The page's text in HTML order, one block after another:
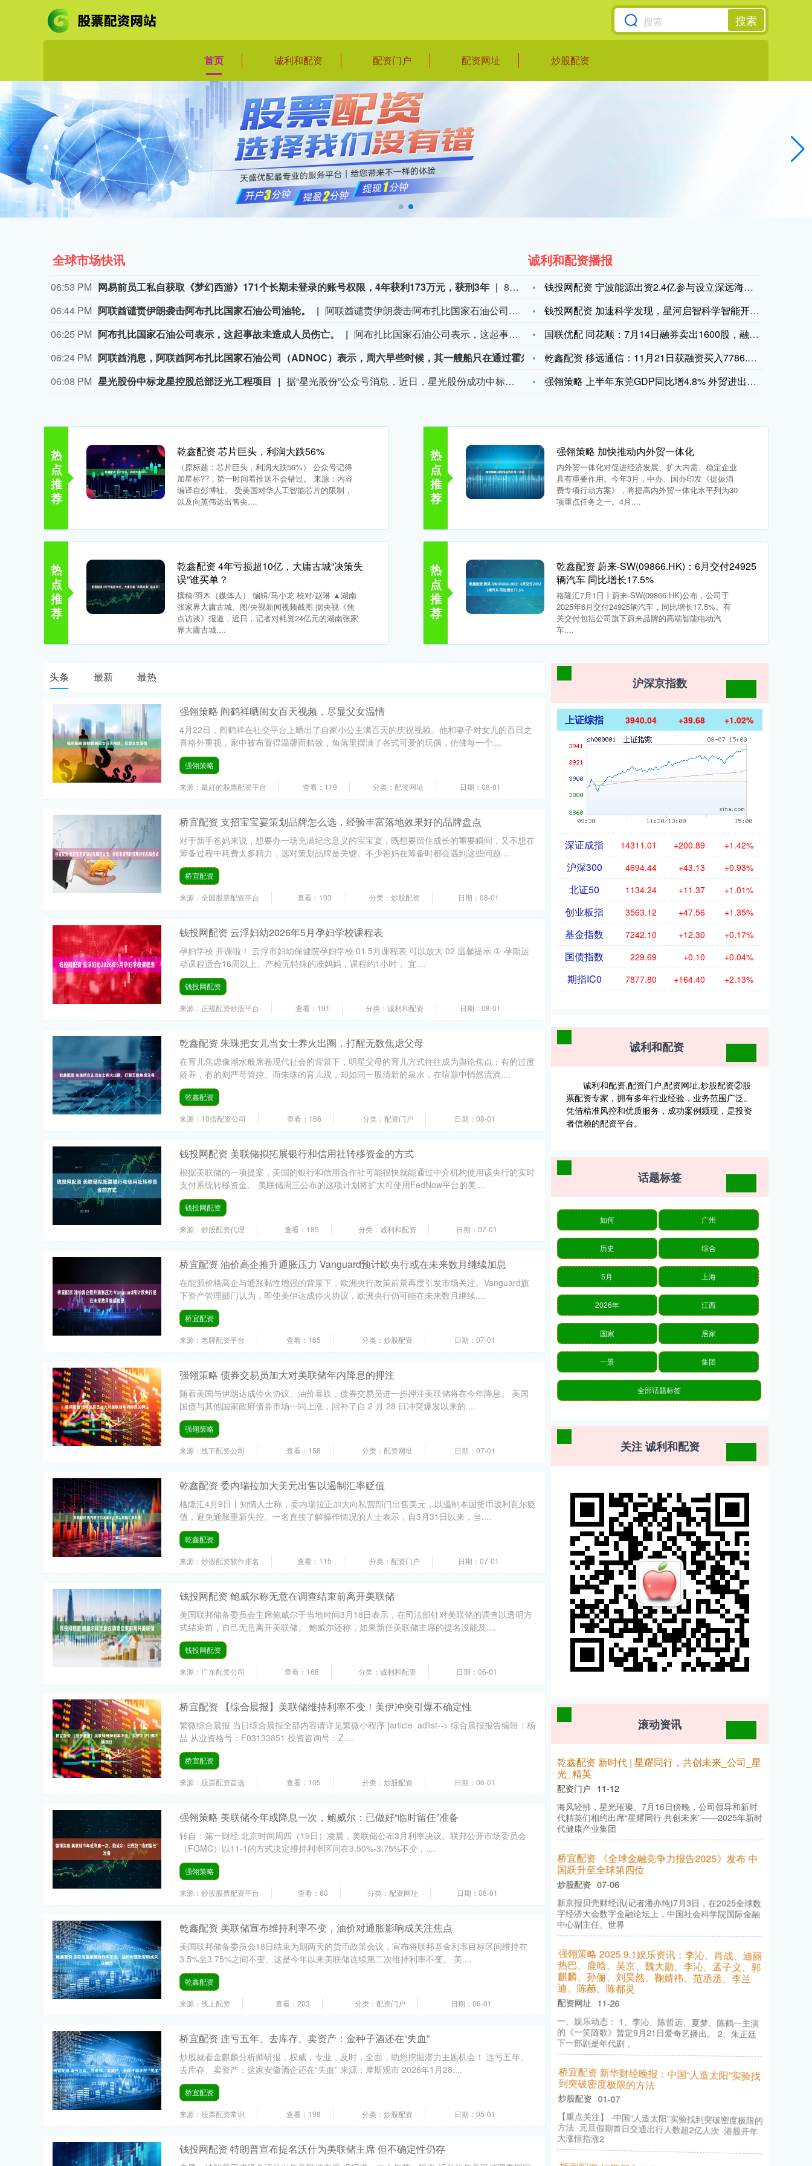
搜索
首页 诚利和配资 配资门户 配资网址 炒股配资
全球市场快讯
06:02 PM 网传爷爷不泡茶员工与外卖员打架，官方回复：事发于去年，已处罚涉事员工及负责人
8月8日消息 今日，爷爷不泡茶发布关于网传门店冲突视频的情况说明，回应近期在社交平台上流传的涉爷爷不泡茶门店员工与外卖配送人员发生冲突的视频。说明中提到，经核实，网传视频对应事件发生于2025年10月9日。冲突系门店员工与外卖配送人员因取奶茶、催促等事宜起纠纷，由语言冲突上升到肢体冲突。冲突发生后，门店伙伴第一时间报警，公安机关依法开展调查并组织调解。最终，双方达成和解，相关事项已妥善处理完毕。事件发生后，公司即刻启动内部全面复盘，并对涉事门店负责人、涉事员工进行严肃问责处罚。
05:39 PM 金科股份与重庆通用人工智能研究院达成合作
“金科股份”公众号消息，2026年8月，金科地产集团股份有限公司（简称“金科股份”）与重庆通用人工智能研究院在重庆正式签署全方位合作协议。双方将依托通用人工智能前沿技术，落地不动产全场景智慧解决方案，合力打造重庆“人工智能+不动产”产业标杆项目。
05:29 PM 日本福岛第一核电站附属建筑发生火警
据东京电力公司消息，当地时间8日15时35分左右，日本福岛第一核电站5号、6号机组服务建筑3、4层的火灾报警器发生启动。东京电力公司于当天16时01分向双叶消防本部报警。随后，消防部门赶赴现场确认，但未发现明火或冒烟。事件对核电站厂区设备没有造成影响，监测点以及厂区边界的尘埃监测仪等所测得的放射线量也未发现异常。（央视新闻）
05:24 PM 暗盘白银跌破56美元/盎司，日内跌幅3%。
暗盘白银跌破56美元/盎司，日内跌幅3%。
05:16 PM 部分社交媒体因休达危机被欧盟委员会约谈 欧盟委员会负责技术主权等事务的执行副主席汉娜·维尔库宁7日在社交媒体上表示，欧盟委员会当天就西班牙飞地休达局势约谈短视频平台TikTok和美国元公司（Meta），要求平台在危机期间加强内容监测并采取果断措施。 维尔库宁在社交媒体平台X上说，在危机情况下，社交媒体平台必须果断采取行动，维护数字空间完整性。她表示，平台应加强对相关内容的监测，并强化与事实核查机构的合作。 休达位于非洲西北部、直布罗陀海峡附近的地中海沿岸，与摩洛哥接壤。日前，大批非法移民从摩洛哥方向进入休达，引发近年来西班牙最严重的边境移民危机。 据德新社等媒体报道，一些进入休达的非法移民表示，他们此前从社交媒体获悉所谓“边境开放”“休达将提供住宿”以及“进入休达后可继续前往西班牙本土”等信息。 休达危机也引发了欧盟内部围绕外部边境管控和移民政策的新一轮争议。维尔库宁表示，欧盟委员会将于10日继续跟进相关情况。(新华社)
诚利和配资播报
钱投网配资 宁波能源出资2.4亿参与设立深远海风电母港项目公
钱投网配资 加速科学发现，星河启智科学智能开放平台在世界人工
国联优配 同花顺：7月14日融券卖出1600股，融资融券余额
乾鑫配资 移远通信：11月21日获融资买入7786.33万元
强翎策略 上半年东莞GDP同比增4.8% 外贸进出口同比增1
热
点
推
荐
乾鑫配资 芯片巨头，利润大跌56%
（原标题：芯片巨头，利润大跌56%） 公众号记得
加星标??，第一时间看推送不会错过。 来源：内容
编译自彭博社。 受美国对华人工智能芯片的限制，
以及向英伟达出售尖....
热
点
推
荐
强翎策略 加快推动内外贸一体化
内外贸一体化对促进经济发展、扩大内需、稳定企业
具有重要作用。今年3月，中办、国办印发《提振消
费专项行动方案》，将提高内外贸一体化水平列为30
项重点任务之一。4月....
热
点
推
荐
乾鑫配资 4年亏损超10亿，大庸古城“决策失
误”谁买单？
撰稿/羽木（媒体人） 编辑/马小龙 校对/赵琳 ▲湖南
张家界大庸古城。图/央视新闻视频截图 据央视《焦
点访谈》报道，近日，记者对耗资24亿元的湖南张家
界大庸古城....
热
点
推
荐
乾鑫配资 蔚来-SW(09866.HK)：6月交付24925
辆汽车 同比增长17.5%
格隆汇7月1日丨蔚来-SW(09866.HK)公布，公司于
2025年6月交付24925辆汽车，同比增长17.5%。有
关交付包括公司旗下蔚来品牌的高端智能电动汽
车....
头条 最新 最热
强翎策略 阎鹤祥晒闺女百天视频，尽显父女温情
4月22日，阎鹤祥在社交平台上晒出了自家小公主满百天的庆祝视频。他和妻子对女儿的百日之
喜格外重视，家中被布置得温馨而精致，角落里摆满了各式可爱的玩偶，仿佛每一个....
强翎策略
来源：最好的股票配资平台 查看：119 分类：配资网址 日期：08-01
桥宜配资 支招宝宝宴策划品牌怎么选，经验丰富落地效果好的品牌盘点
对于新手爸妈来说，想要办一场充满纪念意义的宝宝宴，既想要留住成长的重要瞬间，又不想在
筹备过程中耗费太多精力，选对策划品牌是关键。不少爸妈在筹备时都会遇到这些问题....
桥宜配资
来源：全国股票配资平台 查看：103 分类：炒股配资 日期：08-01
钱投网配资 云浮妇幼2026年5月孕妇学校课程表
孕妇学校 开课啦！ 云浮市妇幼保健院孕妇学校 01 5月课程表 可以放大 02 温馨提示 ① 孕期运
动课程适合16周以上、产检无特殊的准妈妈，课程约1小时， 宜....
钱投网配资
来源：正规配资炒股平台 查看：191 分类：诚利和配资 日期：08-01
乾鑫配资 朱珠把女儿当女士养火出圈，打醒无数焦虑父母
在育儿焦虑像潮水般席卷现代社会的背景下，明星父母的育儿方式往往成为舆论焦点：有的过度
娇养，有的则严苛管控。而朱珠的育儿观，却如同一股清新的泉水，在喧嚣中悄然流淌....
乾鑫配资
来源：10倍配资公司 查看：166 分类：配资门户 日期：08-01
钱投网配资 美联储拟拓展银行和信用社转移资金的方式
根据美联储的一项提案，美国的银行和信用合作社可能很快就能通过中介机构使用该央行的实时
支付系统转移资金。 美联储周三公布的这项计划将扩大可使用FedNow平台的美....
钱投网配资
来源：炒股配资代理 查看：185 分类：诚利和配资 日期：07-01
桥宜配资 油价高企推升通胀压力 Vanguard预计欧央行或在未来数月继续加息
在能源价格高企与通胀黏性增强的背景下，欧洲央行政策前景再度引发市场关注。Vanguard旗
下资产管理部门认为，即使美伊达成停火协议，欧洲央行仍可能在未来数月继续....
桥宜配资
来源：老牌配资平台 查看：165 分类：炒股配资 日期：07-01
强翎策略 债券交易员加大对美联储年内降息的押注
随着美国与伊朗达成停火协议、油价暴跌，债券交易员进一步押注美联储将在今年降息。 美国
国债与其他国家政府债券市场一同上涨，回补了自 2 月 28 日冲突爆发以来的....
强翎策略
来源：线下配资公司 查看：158 分类：配资网址 日期：07-01
乾鑫配资 委内瑞拉加大美元出售以遏制汇率贬值
格隆汇4月9日丨知情人士称，委内瑞拉正加大向私营部门出售美元，以遏制本国货币玻利瓦尔贬
值，避免通胀重新失控。一名直接了解操作情况的人士表示，自3月31日以来，当....
乾鑫配资
来源：炒股配资软件排名 查看：115 分类：配资门户 日期：07-01
钱投网配资 鲍威尔称无意在调查结束前离开美联储
美国联邦储备委员会主席鲍威尔于当地时间3月18日表示，在司法部针对美联储的调查以透明方
式结束前，自己无意离开美联储。 鲍威尔还称，如果新任美联储主席的提名没能及....
钱投网配资
来源：广东配资公司 查看：168 分类：诚利和配资 日期：06-01
桥宜配资 【综合晨报】美联储维持利率不变！美伊冲突引爆不确定性
繁微综合晨报 当日综合晨报全部内容请详见繁微小程序 ]article_adlist--> 综合晨报报告编辑：杨
喆 从业资格号：F03133851 投资咨询号：Z....
桥宜配资
来源：股票配资首选 查看：105 分类：炒股配资 日期：06-01
强翎策略 美联储今年或降息一次，鲍威尔：已做好“临时留任”准备
转自：第一财经 北京时间周四（19日）凌晨，美联储公布3月利率决议。联邦公开市场委员会
（FOMC）以11-1的方式决定维持利率区间在3.50%-3.75%不变，....
强翎策略
来源：炒股股票配资平台 查看：60 分类：配资网址 日期：06-01
乾鑫配资 美联储宣布维持利率不变，油价对通胀影响成关注焦点
美国联邦储备委员会18日结束为期两天的货币政策会议，宣布将联邦基金利率目标区间维持在
3.5%至3.75%之间不变。这是今年以来美联储连续第二次维持利率不变。 美....
乾鑫配资
来源：线上配资 查看：203 分类：配资门户 日期：06-01
桥宜配资 连亏五年、去库存、卖资产：金种子酒还在“失血”
炒股就看金麒麟分析师研报，权威，专业，及时，全面，助您挖掘潜力主题机会！ 连亏五年、
去库存、卖资产：这家安徽酒企还在“失血” 来源：摩斯观市 2026年1月28....
桥宜配资
来源：股票配资常识 查看：198 分类：炒股配资 日期：05-01
钱投网配资 特朗普宣布提名沃什为美联储主席 但不确定性仍存
沪深京指数
上证综指 3940.04 +39.68 +1.02%
深证成指 14311.01 +200.89 +1.42%
沪深300 4694.44 +43.13 +0.93%
北证50 1134.24 +11.37 +1.01%
创业板指 3563.12 +47.56 +1.35%
基金指数 7242.10 +12.30 +0.17%
国债指数 229.69 +0.10 +0.04%
期指IC0 7877.80 +164.40 +2.13%
诚利和配资
诚利和配资,配资门户,配资网址,炒股配资②股
票配资专家，拥有多年行业经验，业务范围广泛。
凭借精准风控和优质服务，成功案例频现，是投资
者信赖的配资平台。
话题标签
如何 广州
历史 综合
5月 上海
2026年 江西
国家 居家
一景 集团
全部话题标签
关注 诚利和配资
滚动资讯
乾鑫配资 新时代 | 星耀同行，共创未来_公司_星
光_精英
配资门户 11-12
海风轻拂，星光璀璨。7月16日傍晚，公司领导和新时
代精英们相约出席“星耀同行 共创未来”——2025年新时
代健康产业集团
桥宜配资 《全球金融竞争力报告2025》发布 中
国跃升至全球第四位
炒股配资 07-06
新京报贝壳财经讯(记者潘亦纯)7月3日，在2025全球数
字经济大会数字金融论坛上，中国社会科学院国际金融
中心副主任、世界
强翎策略 2025.9.1娱乐资讯：李沁、肖战、迪丽
热巴、鹿晗、吴京、魏大勋、李沁、孟子义、郭
麒麟、孙俪、刘昊然、鞠婧祎、范丞丞、李兰
迪、陈赫、陈都灵
配资网址 11-26
一、娱乐动态： 1、李沁、陈哲远、夏梦、陈鹤一主演
的《一笑随歌》暂定9月21日爱奇艺播出。 2、朱正廷
下一部剧是年代剧，
桥宜配资 新华财经晚报：中国“人造太阳”实验找
到突破密度极限的方法
炒股配资 01-07
【重点关注】 ·中国“人造太阳”实验找到突破密度极限的
方法 ·元旦假期首日交通出行人数超2亿人次 ·港股开年
大涨恒指涨2